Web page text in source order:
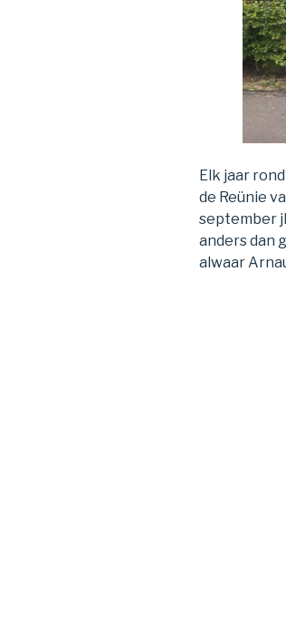
Elk jaar
de Reünie
september
anders dan
alwaar